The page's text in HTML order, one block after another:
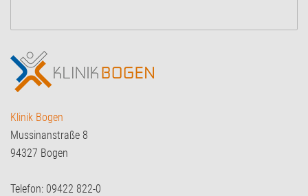
Klinik Bogen
Mussinanstraße 8
94327 Bogen
Telefon: 09422 822-0